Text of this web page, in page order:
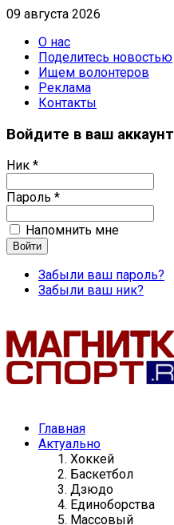
09 августа 2026
О нас
Поделитесь новостью
Ищем волонтеров
Реклама
Контакты
Войдите в ваш аккаунт
Ник *
Пароль *
Напомнить мне
Забыли ваш пароль?
Забыли ваш ник?
Главная
Актуально
Хоккей
Баскетбол
Дзюдо
Единоборства
Массовый